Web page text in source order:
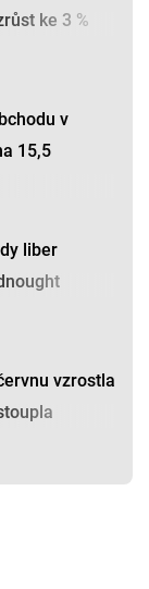
ke 3 %
v
15,5
liber
vzrostla